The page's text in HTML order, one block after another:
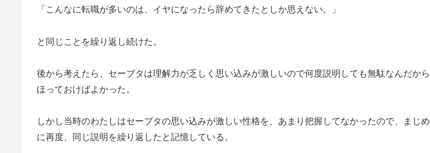
「こんなに転職が多いのは、イヤになったら辞めてきたとしか思えない。」
と同じことを繰り返し続けた。
後から考えたら、セーブタは理解力が乏しく思い込みが激しいので何度説明しても無駄なんだから
ほっておけばよかった。
しかし当時のわたしはセーブタの思い込みが激しい性格を、あまり把握してなかったので、まじめ
に再度、同じ説明を繰り返したと記憶している。